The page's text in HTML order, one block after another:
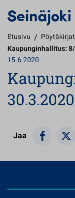
Etusivu / Pöytäkirjat
Kaupunginhallitus:
15.6.2020
Jaa